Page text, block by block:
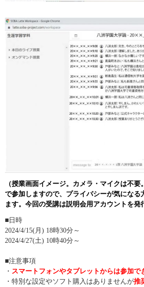
（授業画面イメージ。カメラ・マイクは不要
で参加しますので、 プライバシーが気になる
ます。今回の受講は説明会用アカウントを発
■日時
2024/4/15(月) 18時30分～
2024/4/27(土) 10時40分～
■注意事項
・ スマートフォンやタブレットからは参加で
・特別な設定やソフト購入はありませんが推